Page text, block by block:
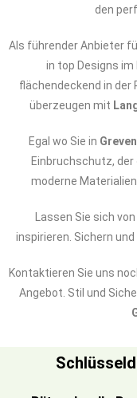
den
Als führender Anbieter
in top Designs
flächendeckend in der
überzeugen mit
Egal wo Sie in Greven
Einbruchschutz,
moderne
Lassen Sie sich
inspirieren. Sichern
Kontaktieren Sie uns
Angebot. Stil und